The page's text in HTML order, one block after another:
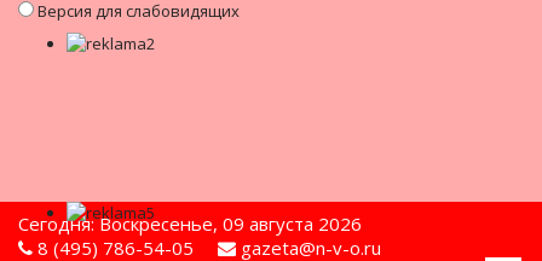
Версия для слабовидящих
Сегодня: Воскресенье, 09 августа 2026
8 (495) 786-54-05
gazeta@n-v-o.ru